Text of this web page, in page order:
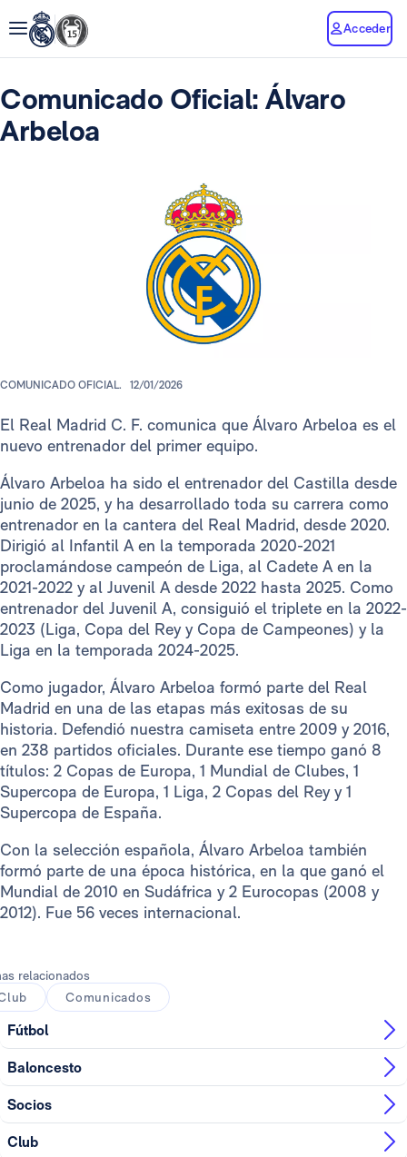
Acceder
Comunicado Oficial: Álvaro
Arbeloa
COMUNICADO OFICIAL. 12/01/2026
El Real Madrid C. F. comunica que Álvaro Arbeloa es el
nuevo entrenador del primer equipo.
Álvaro Arbeloa ha sido el entrenador del Castilla desde
junio de 2025, y ha desarrollado toda su carrera como
entrenador en la cantera del Real Madrid, desde 2020.
Dirigió al Infantil A en la temporada 2020-2021
proclamándose campeón de Liga, al Cadete A en la
2021-2022 y al Juvenil A desde 2022 hasta 2025. Como
entrenador del Juvenil A, consiguió el triplete en la 2022-
2023 (Liga, Copa del Rey y Copa de Campeones) y la
Liga en la temporada 2024-2025.
Como jugador, Álvaro Arbeloa formó parte del Real
Madrid en una de las etapas más exitosas de su
historia. Defendió nuestra camiseta entre 2009 y 2016,
en 238 partidos oficiales. Durante ese tiempo ganó 8
títulos: 2 Copas de Europa, 1 Mundial de Clubes, 1
Supercopa de Europa, 1 Liga, 2 Copas del Rey y 1
Supercopa de España.
Con la selección española, Álvaro Arbeloa también
formó parte de una época histórica, en la que ganó el
Mundial de 2010 en Sudáfrica y 2 Eurocopas (2008 y
2012). Fue 56 veces internacional.
relacionados
Comunicados
Fútbol
Baloncesto
Socios
Club